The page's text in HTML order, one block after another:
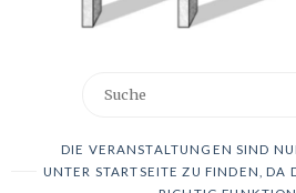
DIE VERANSTALTUNGEN SIND
UNTER STARTSEITE ZU FINDEN, DA